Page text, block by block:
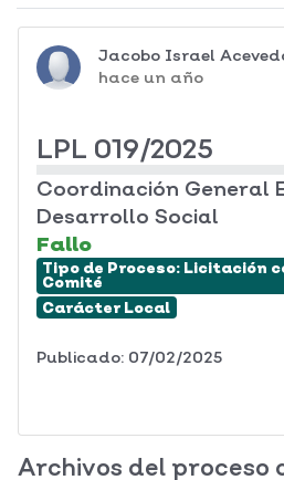
Jacobo Israel
hace un año
LPL 019/2025
Coordinación General
Desarrollo Social
Fallo
Tipo de Proceso: Licitación
Comité
Carácter Local
Publicado: 07/02/2025
Archivos del